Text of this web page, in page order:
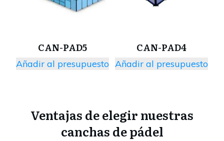
CAN-PAD5
Añadir al presupuesto
CAN-PAD4
Añadir al presupuesto
Ventajas de elegir nuestras
canchas de pádel